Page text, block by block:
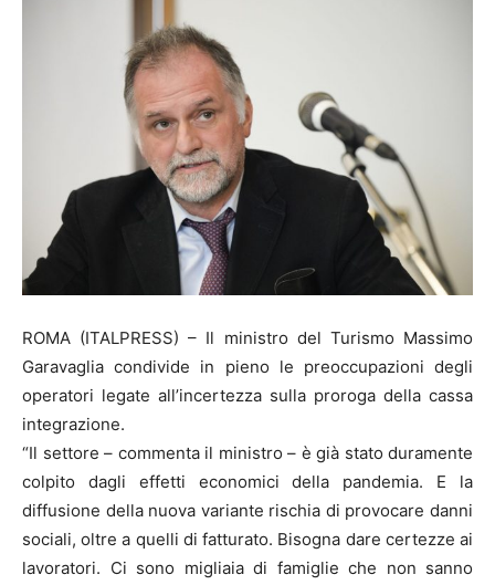
ROMA (ITALPRESS) – Il ministro del Turismo Massimo
Garavaglia condivide in pieno le preoccupazioni degli
operatori legate all’incertezza sulla proroga della cassa
integrazione.
“Il settore – commenta il ministro – è già stato duramente
colpito dagli effetti economici della pandemia. E la
diffusione della nuova variante rischia di provocare danni
sociali, oltre a quelli di fatturato. Bisogna dare certezze ai
lavoratori. Ci sono migliaia di famiglie che non sanno